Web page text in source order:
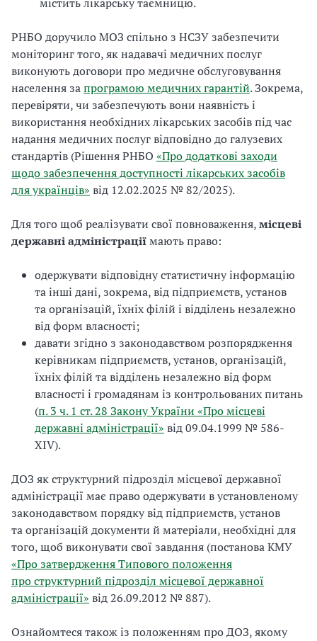
РНБО доручило МОЗ спільно з НСЗУ забезпечити
моніторинг того, як надавачі медичних послуг
виконують договори про медичне обслуговування
населення запрограмою медичних гарантій. Зокрема,
перевіряти, чи забезпечують вони наявність і
використання необхідних лікарських засобів під час
надання медичних послуг відповідно до галузевих
стандартів (Рішення РНБО «Про додаткові заходи
щодо забезпечення доступності лікарських засобів
для українців» від 12.02.2025 № 82/2025).
Для того щоб реалізувати свої повноваження,місцеві
державні адміністраціїмають право:
одержувати відповідну статистичну інформацію
та інші дані, зокрема, від підприємств, установ
та організацій, їхніх філій і відділень незалежно
від форм власності;
давати згідно з законодавством розпорядження
керівникам підприємств, установ, організацій,
їхніх філій та відділень незалежно від форм
власності і громадянам із контрольованих питань
(п. 3 ч. 1 ст. 28 Закону України «Про місцеві
державні адміністрації» від 09.04.1999 № 586-
XIV).
ДОЗ як структурний підрозділ місцевої державної
адміністрації має право одержувати в установленому
законодавством порядку від підприємств, установ
та організацій документи й матеріали, необхідні для
того, щоб виконувати свої завдання (постанова КМУ
«Про затвердження Типового положення
про структурний підрозділ місцевої державної
адміністрації» від 26.09.2012 № 887).
Ознайомтеся також із положенням про ДОЗ, якому